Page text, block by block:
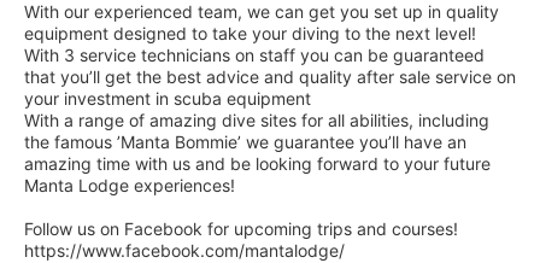
With our experienced team, we can get you set up in quality
equipment designed to take your diving to the next level!
With 3 service technicians on staff you can be guaranteed
that you’ll get the best advice and quality after sale service on
your investment in scuba equipment
With a range of amazing dive sites for all abilities, including
the famous ’Manta Bommie’ we guarantee you’ll have an
amazing time with us and be looking forward to your future
Manta Lodge experiences!
Follow us on Facebook for upcoming trips and courses!
https://www.facebook.com/mantalodge/